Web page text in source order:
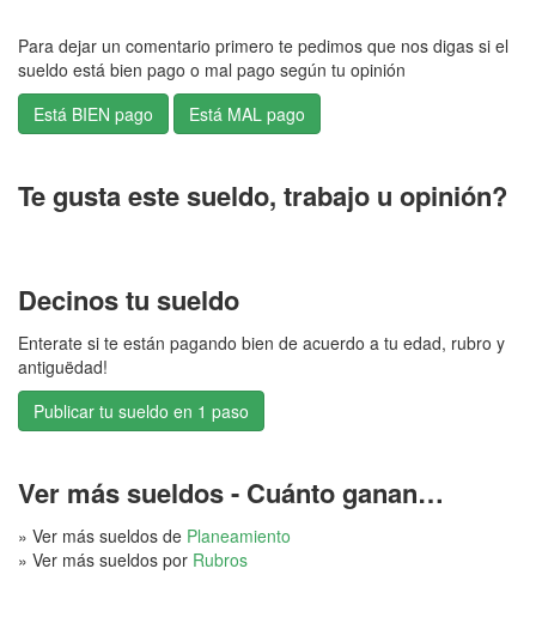
Para dejar un comentario primero te pedimos que nos digas si el
sueldo está bien pago o mal pago según tu opinión
Te gusta este sueldo, trabajo u opinión?
Decinos tu sueldo
Enterate si te están pagando bien de acuerdo a tu edad, rubro y
antiguëdad!
Publicar tu sueldo en 1 paso
Ver más sueldos - Cuánto ganan…
» Ver más sueldos de Planeamiento
» Ver más sueldos por Rubros